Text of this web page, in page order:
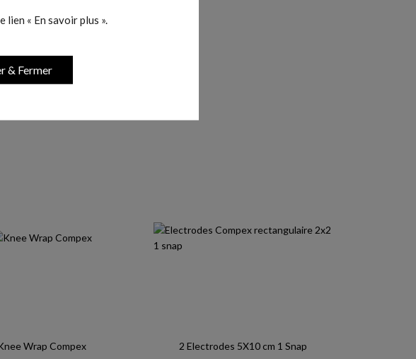
« En savoir plus ».
& Fermer
Prix
7,50 €Prix de base
25,00 €
Wrap Compex 2 Electrodes 5X10 cm 1 Snap